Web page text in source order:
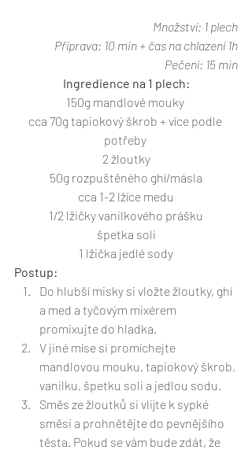
Množství: 1 plech
Příprava: 10 min + čas na chlazení 1h
Pečení: 15 min
Ingredience na 1 plech:
150g mandlové mouky
cca 70g tapiokový škrob + více podle
potřeby
2 žloutky
50g rozpuštěného ghí/másla
cca 1-2 lžíce medu
1/2 lžičky vanilkového prášku
špetka soli
1 lžička jedlé sody
Postup:
Do hlubší misky si vložte žloutky, ghí
a med a tyčovým mixérem
promixujte do hladka.
V jiné míse si promíchejte
mandlovou mouku, tapiokový škrob,
vanilku, špetku soli a jedlou sodu.
Směs ze žloutků si vlijte k sypké
směsi a prohnětějte do pevnějšího
těsta. Pokud se vám bude zdát, že